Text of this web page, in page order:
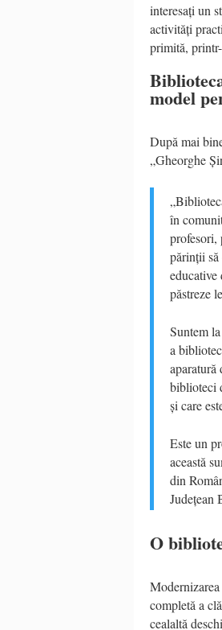
interesați un
activități
primită,
model
După mai
„Gheorghe
în
profesori,
părinții să
păstreze
Suntem
a
aparatură
biblioteci
și care
Este un
această
din
Județean
O
completă a
cealaltă